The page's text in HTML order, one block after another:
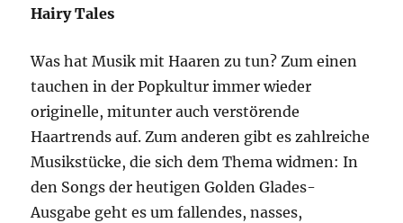
Hairy Tales
Was hat Musik mit Haaren zu tun? Zum einen
tauchen in der Popkultur immer wieder
originelle, mitunter auch verstörende
Haartrends auf. Zum anderen gibt es zahlreiche
Musikstücke, die sich dem Thema widmen: In
den Songs der heutigen Golden Glades-
Ausgabe geht es um fallendes, nasses,